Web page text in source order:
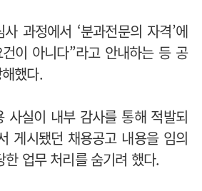
과정에서 ‘분과전문의 자격’에
이 아니다”라고 안내하는 등 공
했다.
사실이 내부 감사를 통해 적발되
게시됐던 채용공고 내용을 임의
업무 처리를 숨기려 했다.